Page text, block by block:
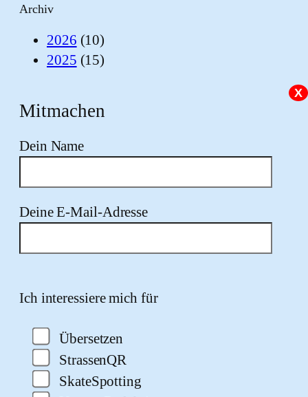
Archiv
2026 (10)
2025 (15)
X
Mitmachen
Dein Name
Deine E-Mail-Adresse
Ich interessiere mich für
Übersetzen
StrassenQR
SkateSpotting